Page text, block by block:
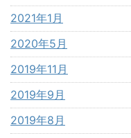
2021年1月
2020年5月
2019年11月
2019年9月
2019年8月